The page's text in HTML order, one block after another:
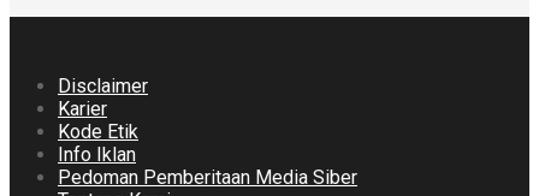
Disclaimer
Karier
Kode Etik
Info Iklan
Pedoman Pemberitaan Media Siber